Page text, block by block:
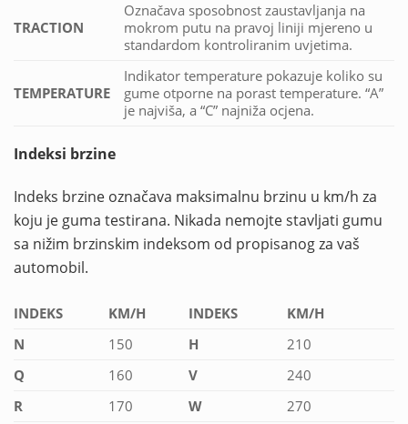
TRACTION
Označava sposobnost zaustavljanja na
mokrom putu na pravoj liniji mjereno u
standardom kontroliranim uvjetima.
TEMPERATURE
Indikator temperature pokazuje koliko su
gume otporne na porast temperature. “A”
je najviša, a “C” najniža ocjena.
Indeksi brzine
Indeks brzine označava maksimalnu brzinu u km/h za
koju je guma testirana. Nikada nemojte stavljati gumu
sa nižim brzinskim indeksom od propisanog za vaš
automobil.
INDEKS KM/H INDEKS
KM/H
N
150 H
210
Q
160 V
240
R
170 W
270